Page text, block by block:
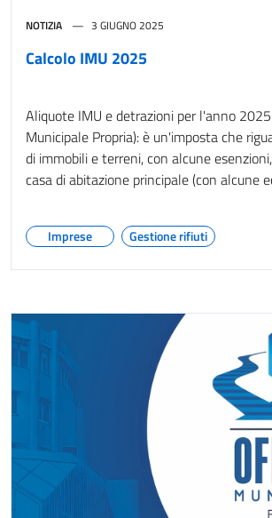
NOTIZIA 3 GIUGNO 2025
Calcolo IMU 2025
Aliquote IMU e detrazioni per l'anno
Municipale Propria): è un'imposta che
di immobili e terreni, con alcune
casa di abitazione principale (con alcune
Imprese Gestione rifiuti